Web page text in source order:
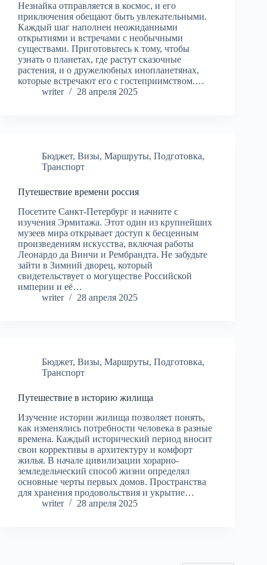
Незнайка отправляется в космос, и его
приключения обещают быть увлекательными.
Каждый шаг наполнен неожиданными
открытиями и встречами с необычными
существами. Приготовьтесь к тому, чтобы
узнать о планетах, где растут сказочные
растения, и о дружелюбных инопланетянах,
которые встречают его с гостеприимством.…
writer
28 апреля 2025
Бюджет, Визы, Маршруты, Подготовка,
Транспорт
Путешествие времени россия
Посетите Санкт-Петербург и начните с
изучения Эрмитажа. Этот один из крупнейших
музеев мира открывает доступ к бесценным
произведениям искусства, включая работы
Леонардо да Винчи и Рембрандта. Не забудьте
зайти в Зимний дворец, который
свидетельствует о могуществе Российской
империи и её…
writer
28 апреля 2025
Бюджет, Визы, Маршруты, Подготовка,
Транспорт
Путешествие в историю жилища
Изучение истории жилища позволяет понять,
как изменялись потребности человека в разные
времена. Каждый исторический период вносит
свои коррективы в архитектуру и комфорт
жилья. В начале цивилизации хорарно-
земледельческий способ жизни определял
основные черты первых домов. Пространства
для хранения продовольствия и укрытие…
writer
28 апреля 2025